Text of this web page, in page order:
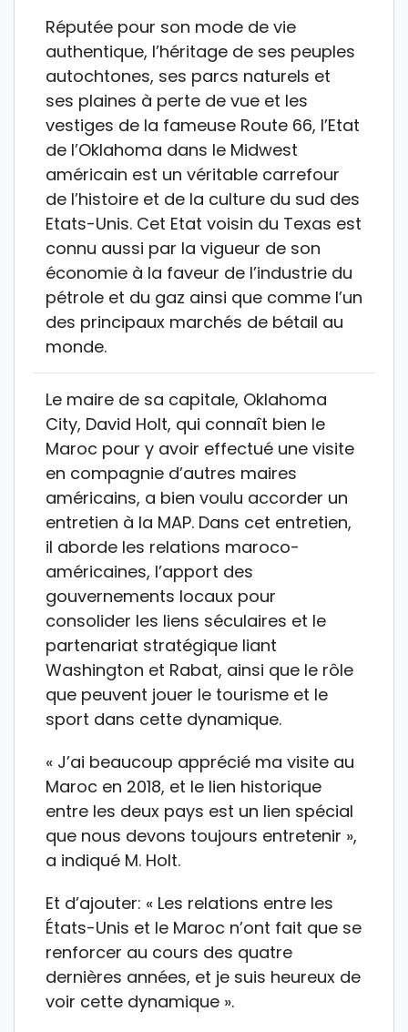
Réputée pour son mode de vie
authentique, l’héritage de ses peuples
autochtones, ses parcs naturels et
ses plaines à perte de vue et les
vestiges de la fameuse Route 66, l’Etat
de l’Oklahoma dans le Midwest
américain est un véritable carrefour
de l’histoire et de la culture du sud des
Etats-Unis. Cet Etat voisin du Texas est
connu aussi par la vigueur de son
économie à la faveur de l’industrie du
pétrole et du gaz ainsi que comme l’un
des principaux marchés de bétail au
monde.
Le maire de sa capitale, Oklahoma
City, David Holt, qui connaît bien le
Maroc pour y avoir effectué une visite
en compagnie d’autres maires
américains, a bien voulu accorder un
entretien à la MAP. Dans cet entretien,
il aborde les relations maroco-
américaines, l’apport des
gouvernements locaux pour
consolider les liens séculaires et le
partenariat stratégique liant
Washington et Rabat, ainsi que le rôle
que peuvent jouer le tourisme et le
sport dans cette dynamique.
« J’ai beaucoup apprécié ma visite au
Maroc en 2018, et le lien historique
entre les deux pays est un lien spécial
que nous devons toujours entretenir »,
a indiqué M. Holt.
Et d’ajouter: « Les relations entre les
États-Unis et le Maroc n’ont fait que se
renforcer au cours des quatre
dernières années, et je suis heureux de
voir cette dynamique ».